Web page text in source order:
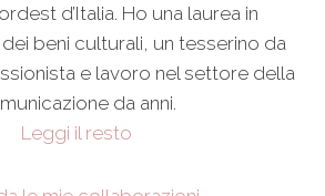
d’Italia. Ho una laurea in
beni culturali, un tesserino da
e lavoro nel settore della
da anni.
Leggi il resto